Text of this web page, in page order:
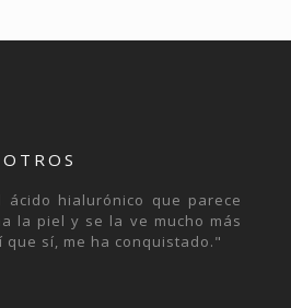
hialurónico que parece
la piel y se la ve mucho más
que sí, me ha conquistado."